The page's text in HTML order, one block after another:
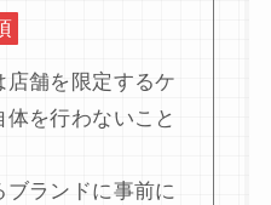
舗を限定するケ
を行わないこと
ランドに事前に